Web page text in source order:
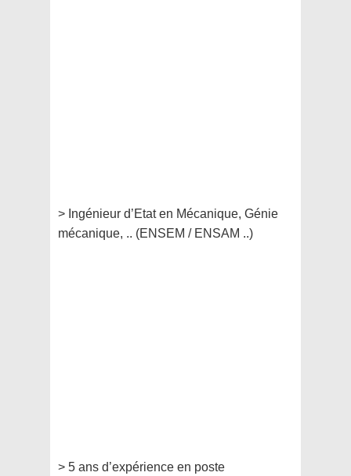
> Ingénieur d’Etat en Mécanique, Génie
mécanique, .. (ENSEM / ENSAM ..)
> 5 ans d’expérience en poste